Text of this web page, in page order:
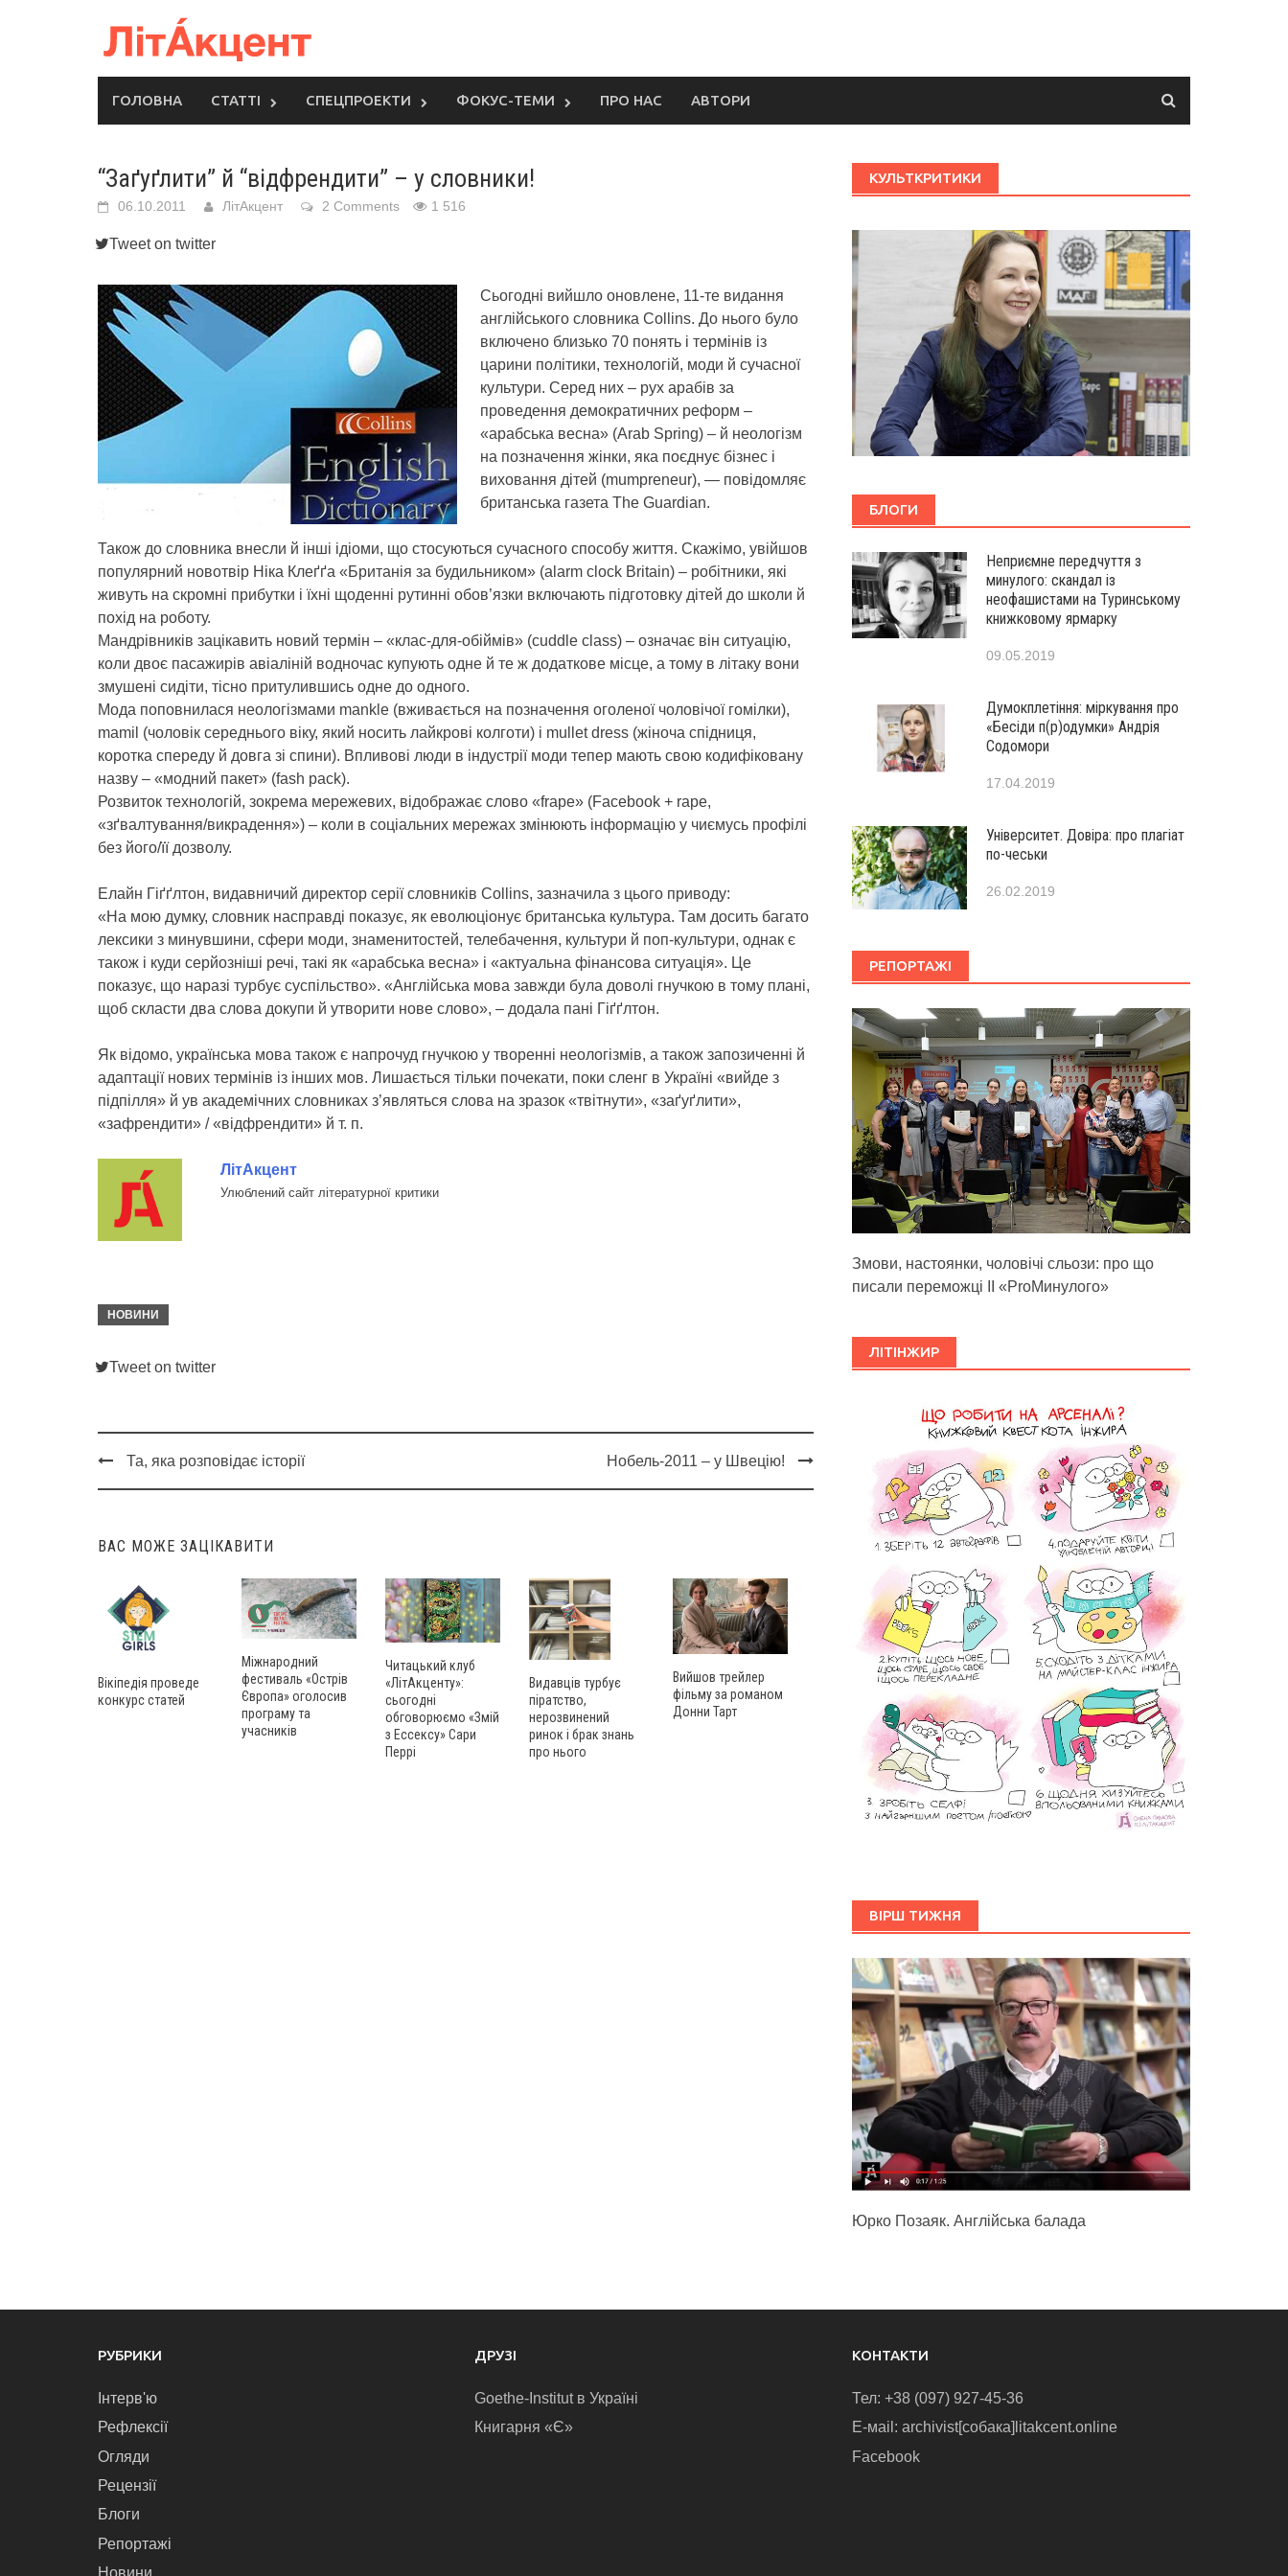
ГОЛОВНА СТАТТІ СПЕЦПРОЕКТИ ФОКУС-ТЕМИ ПРО НАС АВТОРИ
“Заґуґлити” й “відфрендити” – у словники!
06.10.2011 ЛітАкцент 2 Comments 1 516
Tweet on twitter
Сьогодні вийшло оновлене, 11-те видання
англійського словника Collins. До нього було
включено близько 70 понять і термінів із
царини політики, технологій, моди й сучасної
культури. Серед них – рух арабів за
проведення демократичних реформ –
«арабська весна» (Arab Spring) – й неологізм
на позначення жінки, яка поєднує бізнес і
виховання дітей (mumpreneur), — повідомляє
британська газета The Guardian.
Також до словника внесли й інші ідіоми, що стосуються сучасного способу життя. Скажімо, увійшов
популярний новотвір Ніка Клеґґа «Британія за будильником» (alarm clock Britain) – робітники, які
живуть на скромні прибутки і їхні щоденні рутинні обов’язки включають підготовку дітей до школи й
похід на роботу.
Мандрівників зацікавить новий термін – «клас-для-обіймів» (cuddle class) – означає він ситуацію,
коли двоє пасажирів авіаліній водночас купують одне й те ж додаткове місце, а тому в літаку вони
змушені сидіти, тісно притулившись одне до одного.
Мода поповнилася неологізмами mankle (вживається на позначення оголеної чоловічої гомілки),
mamil (чоловік середнього віку, який носить лайкрові колготи) і mullet dress (жіноча спідниця,
коротка спереду й довга зі спини). Впливові люди в індустрії моди тепер мають свою кодифіковану
назву – «модний пакет» (fash pack).
Розвиток технологій, зокрема мережевих, відображає слово «frape» (Facebook + rape,
«зґвалтування/викрадення») – коли в соціальних мережах змінюють інформацію у чиємусь профілі
без його/її дозволу.
Елайн Гіґґлтон, видавничий директор серії словників Collins, зазначила з цього приводу:
«На мою думку, словник насправді показує, як еволюціонує британська культура. Там досить багато
лексики з минувшини, сфери моди, знаменитостей, телебачення, культури й поп-культури, однак є
також і куди серйозніші речі, такі як «арабська весна» і «актуальна фінансова ситуація». Це
показує, що наразі турбує суспільство». «Англійська мова завжди була доволі гнучкою в тому плані,
щоб скласти два слова докупи й утворити нове слово», – додала пані Гіґґлтон.
Як відомо, українська мова також є напрочуд гнучкою у творенні неологізмів, а також запозиченні й
адаптації нових термінів із інших мов. Лишається тільки почекати, поки сленг в Україні «вийде з
підпілля» й ув академічних словниках з’являться слова на зразок «твітнути», «заґуґлити»,
«зафрендити» / «відфрендити» й т. п.
ЛітАкцент
Улюблений сайт літературної критики
НОВИНИ
Tweet on twitter
Post
Та, яка розповідає історії Нобель-2011 – у Швецію!
ВАС МОЖЕ ЗАЦІКАВИТИ
Вікіпедія проведе
конкурс статей
Міжнародний
фестиваль «Острів
Європа» оголосив
програму та
учасників
Читацький клуб
«ЛітАкценту»:
сьогодні
обговорюємо «Змій
з Ессексу» Сари
Перрі
Видавців турбує
піратство,
нерозвинений
ринок і брак знань
про нього
Вийшов трейлер
фільму за романом
Донни Тарт
КУЛЬТКРИТИКИ
БЛОГИ
Неприємне передчуття з
минулого: скандал із
неофашистами на Туринському
книжковому ярмарку
09.05.2019
Думокплетіння: міркування про
«Бесіди п(р)одумки» Андрія
Содомори
17.04.2019
Університет. Довіра: про плагіат
по-чеськи
26.02.2019
РЕПОРТАЖІ
Змови, настоянки, чоловічі сльози: про що
писали переможці ІІ «ProМинулого»
ЛІТІНЖИР
ВІРШ ТИЖНЯ
Юрко Позаяк. Англійська балада
РУБРИКИ
Інтерв'ю
Рефлексії
Огляди
Рецензії
Блоги
Репортажі
Новини
ДРУЗІ
Goethe-Institut в Україні
Книгарня «Є»
КОНТАКТИ
Тел: +38 (097) 927-45-36
E-маіl: archivist[собака]litakcent.online
Facebook